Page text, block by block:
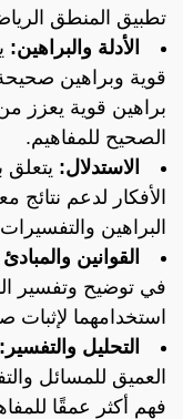
تطبيق المنطق
الأدلة والبراهين:
قوية وبراهين صحيحة
براهين قوية يعزز
الصحيح للمفاهيم.
الاستدلال:
الأفكار لدعم نتائج
البراهين
القوانين
في توضيح وتفسير
استخدامهما لإثبات
التحليل والتفسير:
العميق للمسائل
فهم أكثر عمقًا